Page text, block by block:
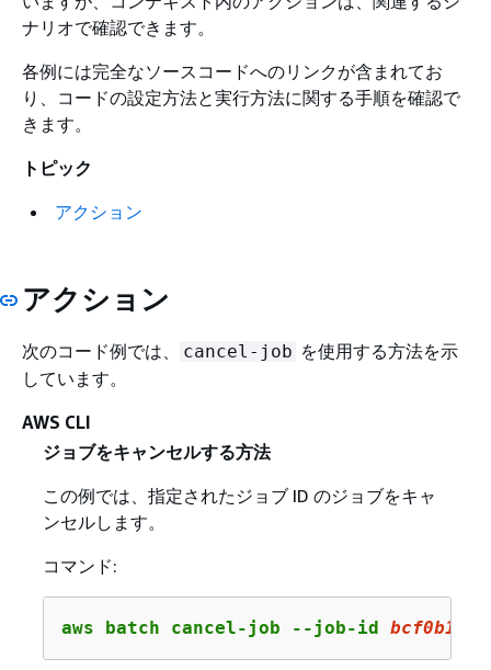
ナリオで確認できます。
各例には完全なソースコードへのリンクが含まれてお
り、コードの設定方法と実行方法に関する手順を確認で
きます。
トピック
アクション
アクション
次のコード例では、 cancel-job を使用する方法を示
しています。
AWS CLI
ジョブをキャンセルする方法
この例では、指定されたジョブ ID のジョブをキャ
ンセルします。
コマンド:
aws batch cancel-job --job-id bcf0b186